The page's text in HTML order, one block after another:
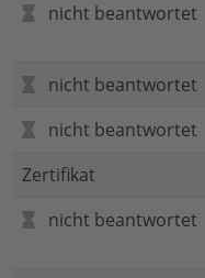
nicht beantwortet
nicht beantwortet
nicht beantwortet
Zertifikat
nicht beantwortet